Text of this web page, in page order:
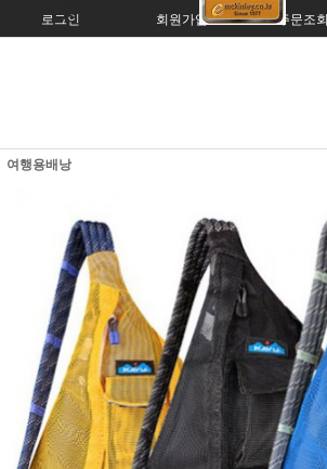
로그인 회원가입 주문조회
여행용배낭